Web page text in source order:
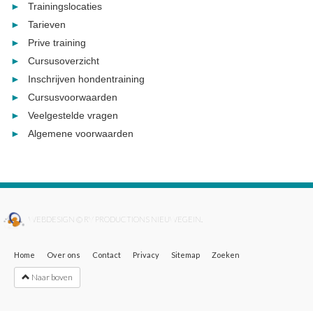
Trainingslocaties
Tarieven
Prive training
Cursusoverzicht
Inschrijven hondentraining
Cursusvoorwaarden
Veelgestelde vragen
Algemene voorwaarden
WEBDESIGN © RV PRODUCTIONS NIEUWEGEIN.
Home Over ons Contact Privacy Sitemap Zoeken
Naar boven